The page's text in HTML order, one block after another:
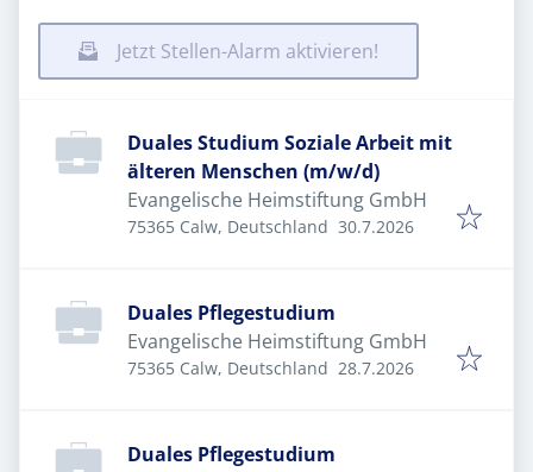
Jetzt Stellen-Alarm aktivieren!
Duales Studium Soziale Arbeit mit
älteren Menschen (m/w/d)
Evangelische Heimstiftung GmbH
75365 Calw, Deutschland Veröffentlicht
30.7.2026
Duales Pflegestudium
Evangelische Heimstiftung GmbH
75365 Calw, Deutschland Veröffentlicht
28.7.2026
Duales Pflegestudium